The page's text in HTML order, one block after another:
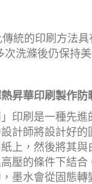
統的印刷方法具
洗滌後仍保持美
昇華印刷製作防
」印刷是一種先進
計師將設計好的
上，然後將其與
壓的條件下結合
墨水會從固態轉